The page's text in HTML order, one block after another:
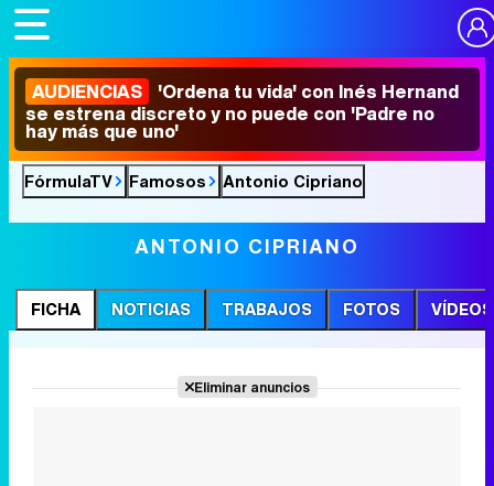
AUDIENCIAS 'Ordena tu vida' con Inés Hernand
se estrena discreto y no puede con 'Padre no
hay más que uno'
FórmulaTV Famosos Antonio Cipriano
ANTONIO CIPRIANO
FICHA NOTICIAS TRABAJOS FOTOS VÍDEOS
Eliminar anuncios